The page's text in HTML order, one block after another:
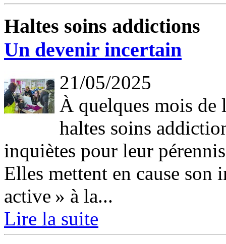
Haltes soins addictions
Un devenir incertain
21/05/2025
À quelques mois de
haltes soins
inquiètes pour leur
Elles mettent en cause
active » à la...
Lire la suite